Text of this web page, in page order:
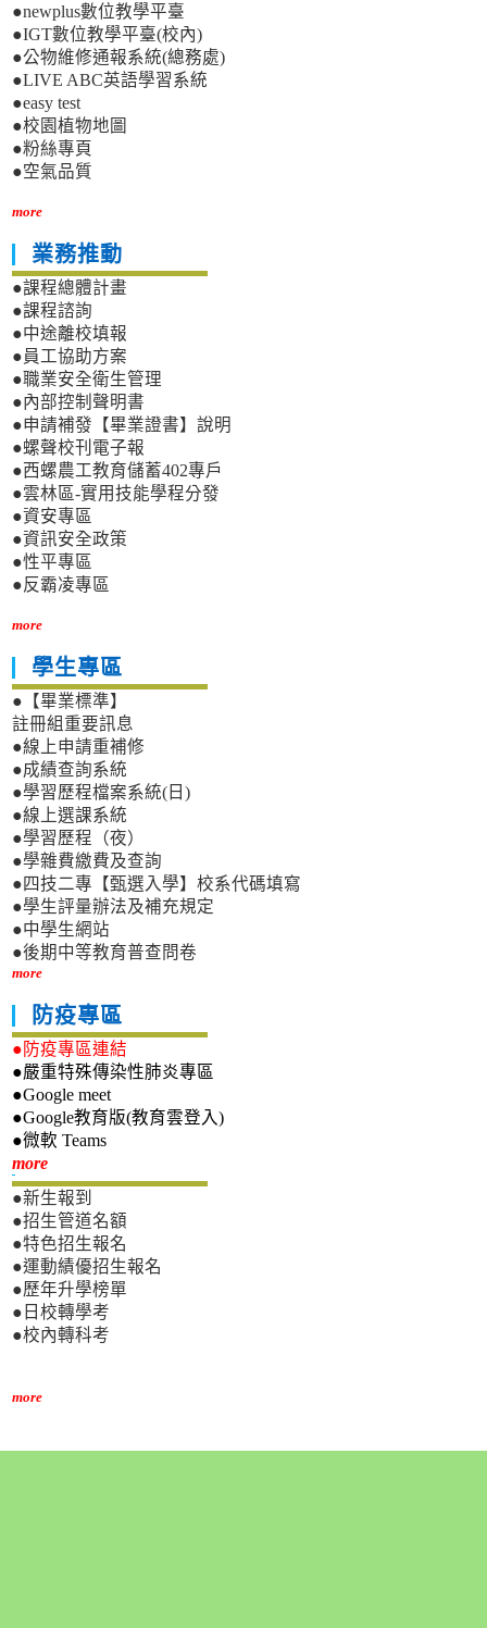
●newplus數位教學平臺
●IGT數位教學平臺(校內)
●公物維修通報系統(總務處)
●LIVE ABC英語學習系統
●easy test
●校園植物地圖
●粉絲專頁
●空氣品質
more
業務推動
●課程總體計畫
●課程諮詢
●中途離校填報
●員工協助方案
●職業安全衛生管理
●內部控制聲明書
●申請補發【畢業證書】說明
●螺聲校刊電子報
●西螺農工教育儲蓄402專戶
●雲林區-實用技能學程分發
●資安專區
●資訊安全政策
●性平專區
●反霸凌專區
more
學生專區
●【畢業標準】
註冊組重要訊息
●線上申請重補修
●成績查詢系統
●學習歷程檔案系統(日)
●線上選課系統
●學習歷程（夜）
●學雜費繳費及查詢
●四技二專【甄選入學】校系代碼填寫
●學生評量辦法及補充規定
●中學生網站
●後期中等教育普查問卷
more
防疫專區
●防疫專區連結
●嚴重特殊傳染性肺炎專區
●Google meet
●Google教育版(教育雲登入)
●微軟 Teams
more新生專區
●新生報到
●招生管道名額
●特色招生報名
●運動績優招生報名
●歷年升學榜單
●日校轉學考
●校內轉科考
more